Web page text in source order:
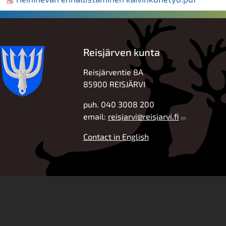
Reisjärven kunta
Reisjärventie 8A
85900 REISJÄRVI
puh. 040 3008 200
email: reisjarvi@reisjarvi.fi
Contact in English